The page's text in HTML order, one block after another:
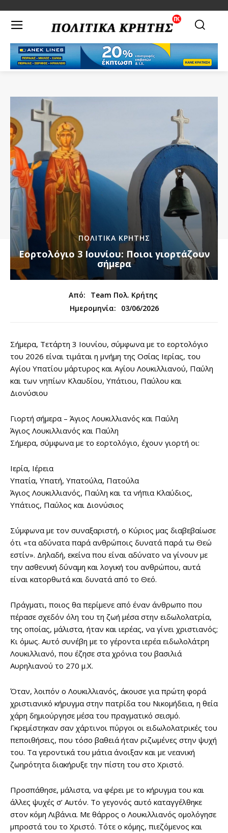
ΠΟΛΙΤΙΚΆ ΚΡΉΤΗΣ
Εορτολόγιο 3 Ιουνίου: Ποιοι γιορτάζουν
σήμερα
Από:
Team Πολ. Κρήτης
Ημερομηνία:
03/06/2026
Σήμερα, Τετάρτη 3 Ιουνίου, σύμφωνα με το εορτολόγιο
του 2026 είναι τιμάται η μνήμη της Οσίας Ιερίας, του
Αγίου Υπατίου μάρτυρος και Αγίου Λουκιλλιανού, Παύλη
και των νηπίων Κλαυδίου, Υπάτιου, Παύλου και
Διονύσιου
Γιορτή σήμερα – Άγιος Λουκιλλιανός και Παύλη
Άγιος Λουκιλλιανός και Παύλη
Σήμερα, σύμφωνα με το εορτολόγιο, έχουν γιορτή οι:
Ιερία, Ιέρεια
Υπατία, Υπατή, Υπατούλα, Πατούλα
Άγιος Λουκιλλιανός, Παύλη και τα νήπια Κλαύδιος,
Υπάτιος, Παύλος και Διονύσιος
Σύμφωνα με τον συναξαριστή, ο Κύριος μας διαβεβαίωσε
ότι «τα αδύνατα παρά ανθρώποις δυνατά παρά τω Θεώ
εστίν». Δηλαδή, εκείνα που είναι αδύνατο να γίνουν με
την ασθενική δύναμη και λογική του ανθρώπου, αυτά
είναι κατορθωτά και δυνατά από το Θεό.
Πράγματι, ποιος θα περίμενε από έναν άνθρωπο που
πέρασε σχεδόν όλη του τη ζωή μέσα στην ειδωλολατρία,
της οποίας, μάλιστα, ήταν και ιερέας, να γίνει χριστιανός;
Κι όμως. Αυτό συνέβη με το γέροντα ιερέα ειδωλολάτρη
Λουκιλλιανό, που έζησε στα χρόνια του βασιλιά
Αυρηλιανού το 270 μ.Χ.
Όταν, λοιπόν ο Λουκιλλιανός, άκουσε για πρώτη φορά
χριστιανικό κήρυγμα στην πατρίδα του Νικομήδεια, η θεία
χάρη δημιούργησε μέσα του πραγματικό σεισμό.
Γκρεμίστηκαν σαν χάρτινοι πύργοι οι ειδωλολατρικές του
πεποιθήσεις, που τόσο βαθειά ήταν ριζωμένες στην ψυχή
του. Τα γεροντικά του μάτια άνοιξαν και με νεανική
ζωηρότητα διακήρυξε την πίστη του στο Χριστό.
Προσπάθησε, μάλιστα, να φέρει με το κήρυγμα του και
άλλες ψυχές σ’ Αυτόν. Το γεγονός αυτό καταγγέλθηκε
στον κόμη Λιβάνια. Με θάρρος ο Λουκιλλιανός ομολόγησε
μπροστά του το Χριστό. Τότε ο κόμης, πιεζόμενος και